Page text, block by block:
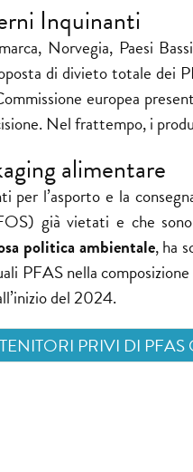
Inquinanti
Norvegia, Paesi
di divieto totale dei
europea
Nel frattempo, i
alimentare
l’asporto e la
già vietati e che sono
politica ambientale, ha
PFAS nella
del 2024.
PRIVI DI PFAS